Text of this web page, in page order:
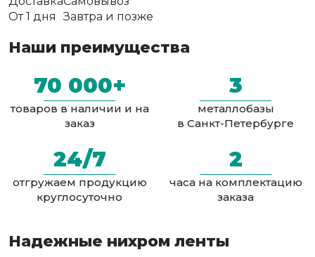
От 1 дня
Завтра и позже
Наши преимущества
70 000+
товаров в наличии и на
заказ
3
металлобазы
в Санкт-Петербурге
24/7
отгружаем продукцию
круглосуточно
2
часа на комплектацию
заказа
Надежные нихром ленты